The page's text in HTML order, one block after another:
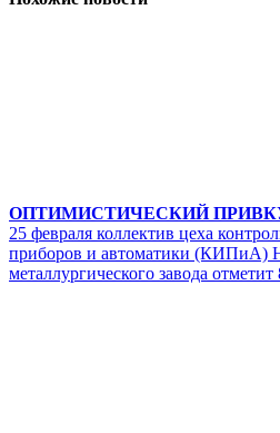
ОПТИМИСТИЧЕСКИЙ
25 февраля коллектив цеха
приборов и автоматики (КИПиА)
металлургического завода